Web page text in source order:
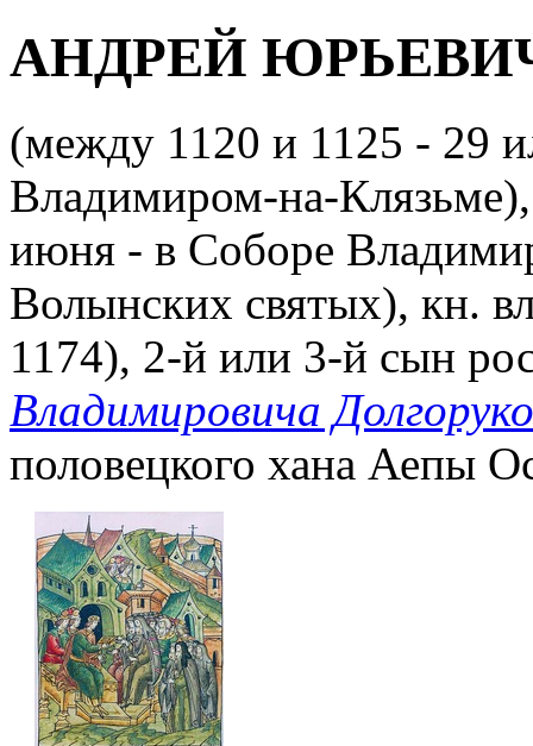
АНДРЕЙ
(между 1120 и 1125 - 29
Владимиром-на-
июня - в Соборе
Волынских святых), кн.
1174), 2-й или 3-й сын
Владимировича
половецкого хана Аепы